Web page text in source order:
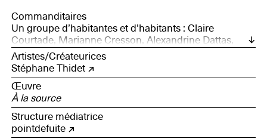
Commanditaires
Un groupe d’habitantes et d'habitants : Claire
Courtade, Marianne Cresson, Alexandrine Dattas,
Geneviève Sallaberry, Sylvie Zemb
Artistes/Créateurices
Stéphane Thidet
Œuvre
À la source
Structure médiatrice
pointdefuite